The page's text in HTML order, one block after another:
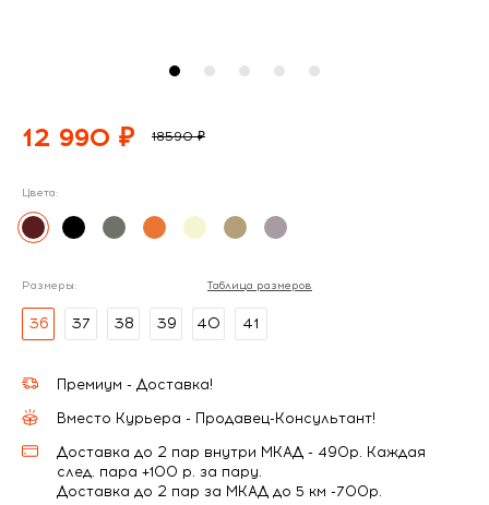
12 990 ₽ 18590 ₽
Цвета:
Размеры: Таблица размеров
36 37 38 39 40 41
Премиум - Доставка!
Вместо Курьера - Продавец-Консультант!
Доставка до 2 пар внутри МКАД - 490р. Каждая
след. пара +100 р. за пару.
Доставка до 2 пар за МКАД до 5 км -700р.